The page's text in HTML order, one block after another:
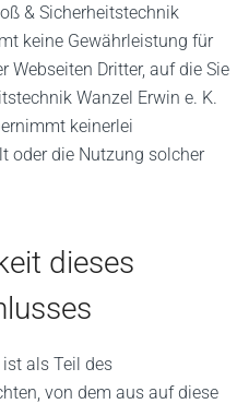
& Sicherheitstechnik
keine Gewährleistung für
Webseiten Dritter, auf die Sie
Wanzel Erwin e. K.
keinerlei
oder die Nutzung solcher
dieses
als Teil des
von dem aus auf diese